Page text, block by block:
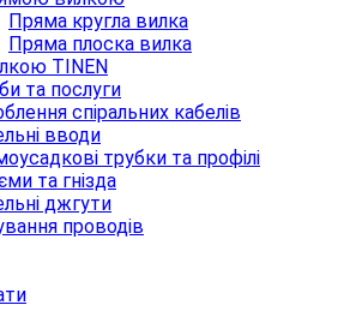
Пряма кругла вилка
Пряма плоска вилка
TINEN
та послуги
спіральних кабелів
вводи
трубки та профілі
та гнізда
джгути
проводів